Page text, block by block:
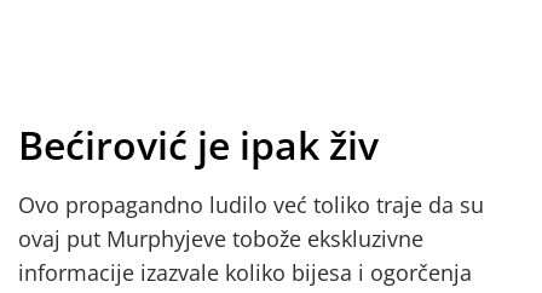
Bećirović je ipak živ
Ovo propagandno ludilo već toliko traje da su
ovaj put Murphyjeve tobože ekskluzivne
informacije izazvale koliko bijesa i ogorčenja